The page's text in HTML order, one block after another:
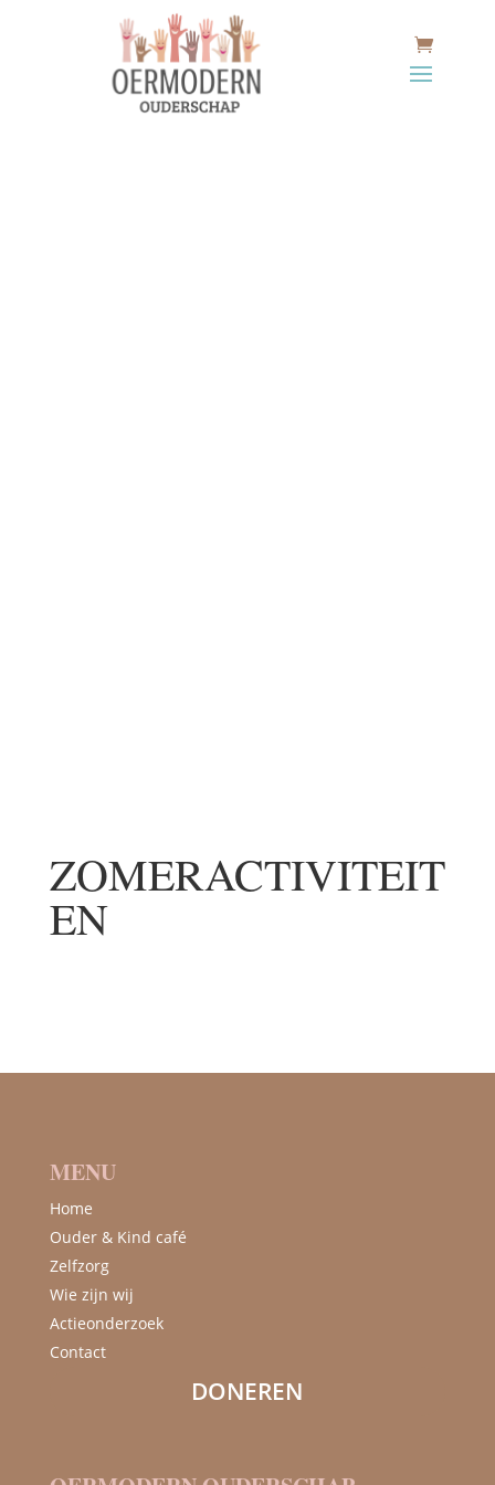
ZOMERACTIVITEIT
EN
MENU
Home
Ouder & Kind café
Zelfzorg
Wie zijn wij
Actieonderzoek
Contact
DONEREN